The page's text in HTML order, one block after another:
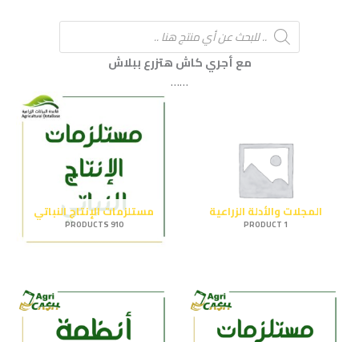
Products
search
مع أجري كاش هتزرع ببلاش
……
المجلات والأدلة الزراعية
1 PRODUCT
مستلزمات الإنتاج النباتي
910 PRODUCTS